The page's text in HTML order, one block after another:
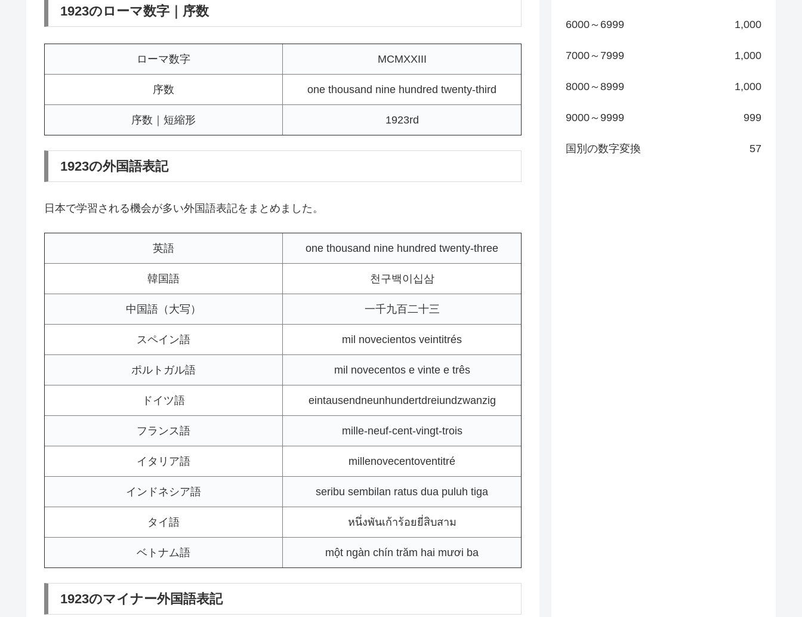
1923のローマ数字｜序数
ローマ数字 MCMXXIII
序数 one thousand nine hundred twenty-third
序数｜短縮形 1923rd
1923の外国語表記
日本で学習される機会が多い外国語表記をまとめました。
英語 one thousand nine hundred twenty-three
韓国語 천구백이십삼
中国語（大写） 一千九百二十三
スペイン語 mil novecientos veintitrés
ポルトガル語 mil novecentos e vinte e três
ドイツ語 eintausendneunhundertdreiundzwanzig
フランス語 mille-neuf-cent-vingt-trois
イタリア語 millenovecentoventitré
インドネシア語 seribu sembilan ratus dua puluh tiga
タイ語 หนึ่งพันเก้าร้อยยี่สิบสาม
ベトナム語 một ngàn chín trăm hai mươi ba
1923のマイナー外国語表記
6000～6999 1,000
7000～7999 1,000
8000～8999 1,000
9000～9999 999
国別の数字変換 57